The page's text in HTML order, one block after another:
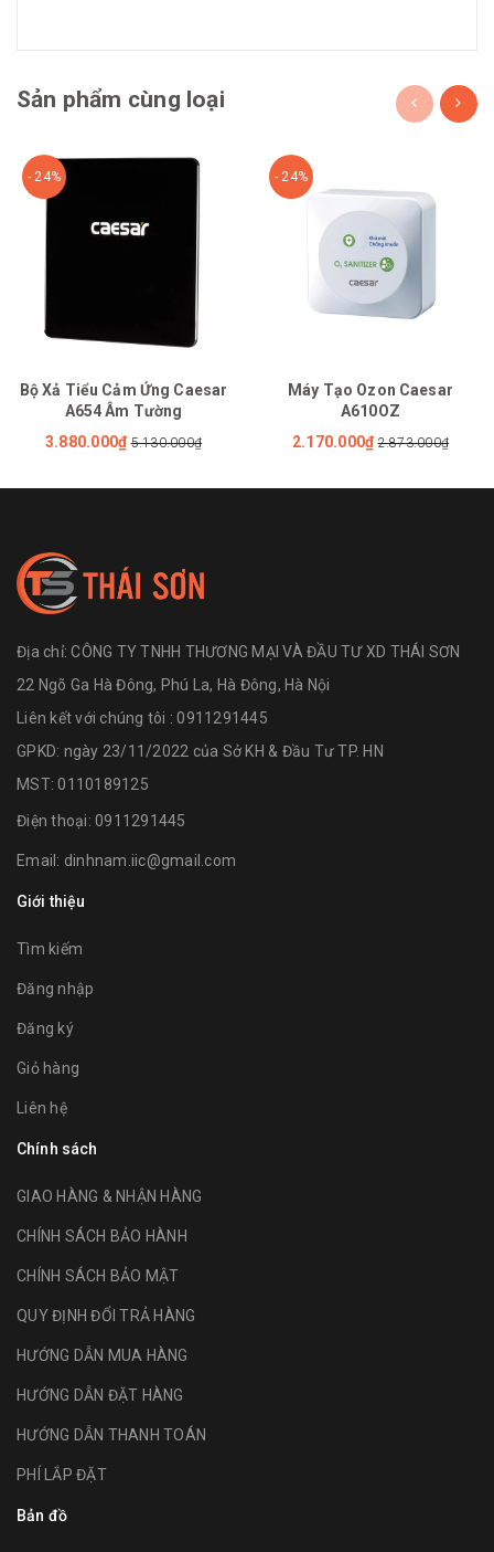
Sản phẩm cùng loại
- 24%
Bộ Xả Tiểu Cảm Ứng Caesar
A654 Âm Tường
3.880.000₫ 5.130.000₫
- 24%
Máy Tạo Ozon Caesar
A610OZ
2.170.000₫ 2.873.000₫
Địa chỉ:CÔNG TY TNHH THƯƠNG MẠI VÀ ĐẦU TƯ XD THÁI SƠN
22 Ngõ Ga Hà Đông, Phú La, Hà Đông, Hà Nội
Liên kết với chúng tôi : 0911291445
GPKD: ngày 23/11/2022 của Sở KH & Đầu Tư TP. HN
MST: 0110189125
Điện thoại: 0911291445
Email: dinhnam.iic@gmail.com
Giới thiệu
Tìm kiếm
Đăng nhập
Đăng ký
Giỏ hàng
Liên hệ
Chính sách
GIAO HÀNG & NHẬN HÀNG
CHÍNH SÁCH BẢO HÀNH
CHÍNH SÁCH BẢO MẬT
QUY ĐỊNH ĐỔI TRẢ HÀNG
HƯỚNG DẪN MUA HÀNG
HƯỚNG DẪN ĐẶT HÀNG
HƯỚNG DẪN THANH TOÁN
PHÍ LẮP ĐẶT
Bản đồ